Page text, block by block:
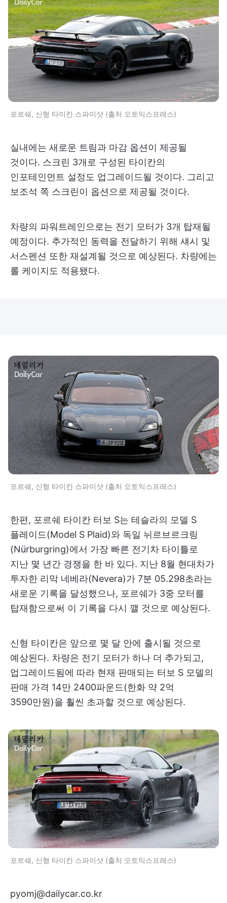
포르쉐, 신형 타이칸 스파이샷 (출처 오토익스프레스)
실내에는 새로운 트림과 마감 옵션이 제공될
것이다. 스크린 3개로 구성된 타이칸의
인포테인먼트 설정도 업그레이드될 것이다. 그리고
보조석 쪽 스크린이 옵션으로 제공될 것이다.
차량의 파워트레인으로는 전기 모터가 3개 탑재될
예정이다. 추가적인 동력을 전달하기 위해 섀시 및
서스펜션 또한 재설계될 것으로 예상된다. 차량에는
롤 케이지도 적용됐다.
포르쉐, 신형 타이칸 스파이샷 (출처 오토익스프레스)
한편, 포르쉐 타이칸 터보 S는 테슬라의 모델 S
플레이드(Model S Plaid)와 독일 뉘르브르크링
(Nürburgring)에서 가장 빠른 전기차 타이틀로
지난 몇 년간 경쟁을 한 바 있다. 지난 8월 현대차가
투자한 리막 네베라(Nevera)가 7분 05.298초라는
새로운 기록을 달성했으나, 포르쉐가 3중 모터를
탑재함으로써 이 기록을 다시 깰 것으로 예상된다.
신형 타이칸은 앞으로 몇 달 안에 출시될 것으로
예상된다. 차량은 전기 모터가 하나 더 추가되고,
업그레이드됨에 따라 현재 판매되는 터보 S 모델의
판매 가격 14만 2400파운드(한화 약 2억
3590만원)을 훨씬 초과할 것으로 예상된다.
포르쉐, 신형 타이칸 스파이샷 (출처 오토익스프레스)
pyomj@dailycar.co.kr